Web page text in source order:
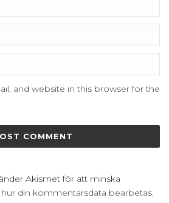
and website in this browser for the
Akismet för att minska
din kommentarsdata bearbetas.